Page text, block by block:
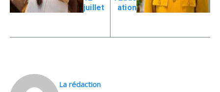
juillet
ation
La rédaction